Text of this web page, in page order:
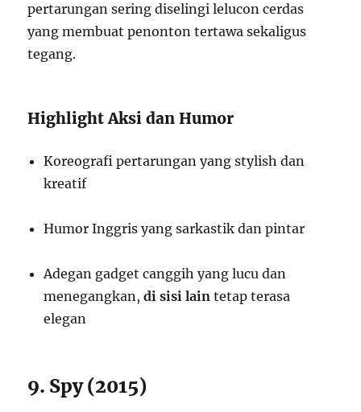
pertarungan sering diselingi lelucon cerdas
yang membuat penonton tertawa sekaligus
tegang.
Highlight Aksi dan Humor
Koreografi pertarungan yang stylish dan
kreatif
Humor Inggris yang sarkastik dan pintar
Adegan gadget canggih yang lucu dan
menegangkan,di sisi lain tetap terasa
elegan
9. Spy (2015)